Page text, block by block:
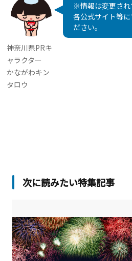
神奈川県PRキ
ャラクター
かながわキン
タロウ
※情報は変更され
各公式サイト等
ださい。
次に読みたい特集記事